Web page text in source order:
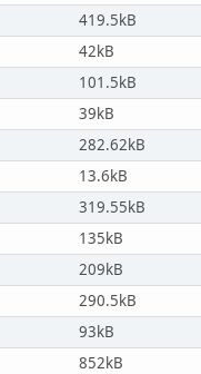
419.5kB
42kB
101.5kB
39kB
282.62kB
13.6kB
319.55kB
135kB
209kB
290.5kB
93kB
852kB